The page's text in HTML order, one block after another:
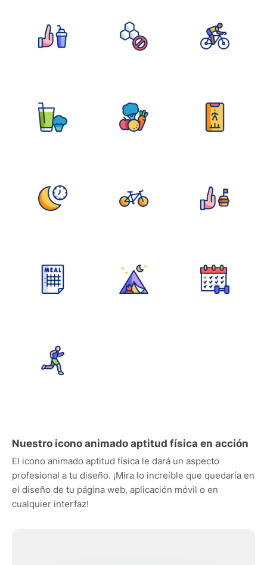
Nuestro icono animado aptitud física en acción
El icono animado aptitud física le dará un aspecto
profesional a tu diseño. ¡Mira lo increíble que quedaría en
el diseño de tu página web, aplicación móvil o en
cualquier interfaz!